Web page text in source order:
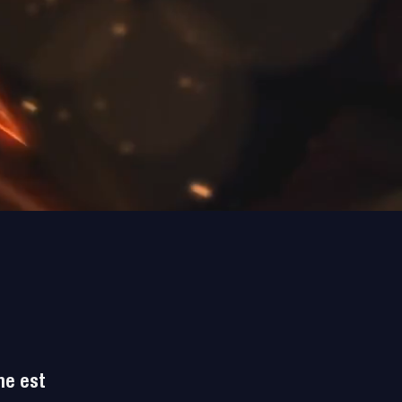
indoor dans l'Aisne.
dans un cadre chaleureux et familiale.
est